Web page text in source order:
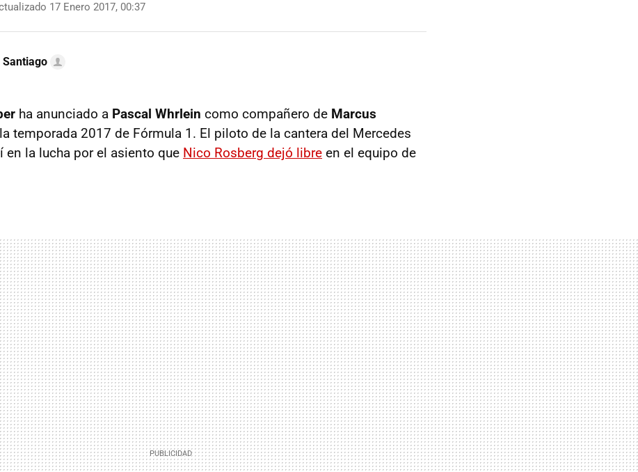
17 Enero 2017, 00:37
ha anunciado a Pascal Whrlein como compañero de Marcus
temporada 2017 de Fórmula 1. El piloto de la cantera del Mercedes
en la lucha por el asiento que Nico Rosberg dejó libre en el equipo de